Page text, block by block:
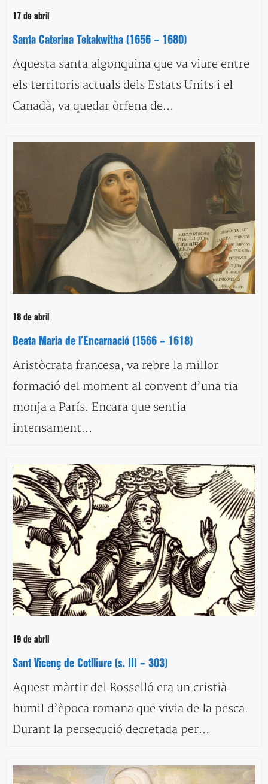
17 de abril
Santa Caterina Tekakwitha (1656 – 1680)
Aquesta santa algonquina que va viure entre
els territoris actuals dels Estats Units i el
Canadà, va quedar òrfena de…
18 de abril
Beata Maria de l’Encarnació (1566 – 1618)
Aristòcrata francesa, va rebre la millor
formació del moment al convent d’una tia
monja a París. Encara que sentia
intensament…
19 de abril
Sant Vicenç de Cotlliure (s. III – 303)
Aquest màrtir del Rosselló era un cristià
humil d’època romana que vivia de la pesca.
Durant la persecució decretada per…